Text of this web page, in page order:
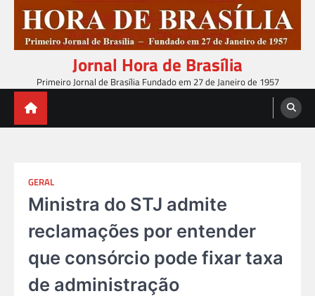
content
Jornal Hora de Brasília
Primeiro Jornal de Brasília Fundado em 27 de Janeiro de 1957
GERAL
Ministra do STJ admite
reclamações por entender
que consórcio pode fixar taxa
de administração